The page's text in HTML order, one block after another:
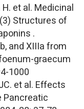
et al. Medicinal
Structures of
.
and XIIIa from
graecum
1000
et al. Effects
Pancreatic